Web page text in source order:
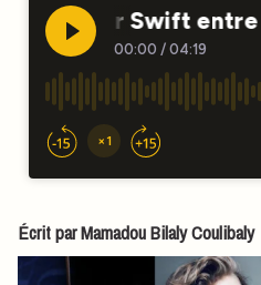
Écrit par Mamadou Bilaly Coulibaly